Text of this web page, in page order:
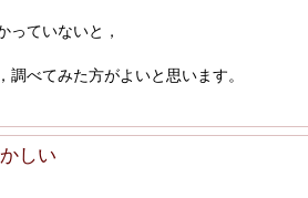
っていないと，
べてみた方がよいと思います。
しい